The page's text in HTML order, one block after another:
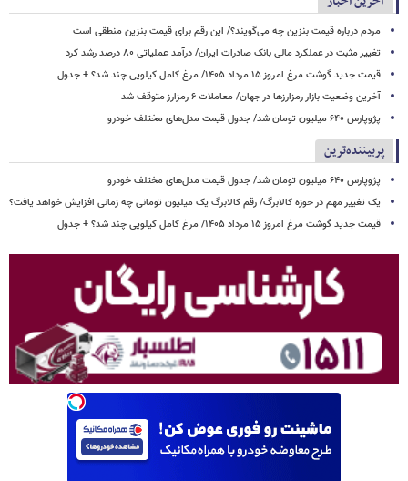
مردم درباره قیمت بنزین چه می‌گویند؟/ این رقم برای قیمت بنزین منطقی است
تغییر مثبت در عملکرد مالی بانک صادرات ایران/ درآمد عملیاتی ۸۰ درصد رشد کرد
قیمت جدید گوشت مرغ امروز ۱۵ مرداد ۱۴۰۵/ مرغ کامل کیلویی چند شد؟ + جدول
آخرین وضعیت بازار رمزارزها در جهان/ معاملات ۶ رمزارز متوقف شد
پژوپارس ۶۴۰ میلیون تومان شد/ جدول قیمت مدل‌های مختلف خودرو
پربیننده‌ترین
پژوپارس ۶۴۰ میلیون تومان شد/ جدول قیمت مدل‌های مختلف خودرو
یک تغییر مهم در حوزه کالابرگ/ رقم کالابرگ یک میلیون تومانی چه زمانی افزایش خواهد یافت؟
قیمت جدید گوشت مرغ امروز ۱۵ مرداد ۱۴۰۵/ مرغ کامل کیلویی چند شد؟ + جدول